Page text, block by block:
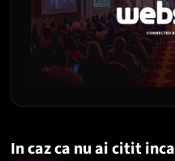
In caz ca nu ai citit inca